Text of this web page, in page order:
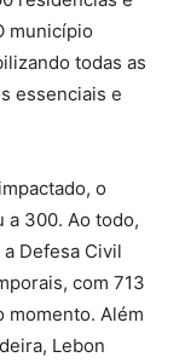
município
todas as
essenciais e
o
a 300. Ao todo,
Defesa Civil
com 713
momento. Além
Lebon